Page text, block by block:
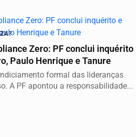
Zero: PF conclui inquérito
Paulo Henrique e Tanure
formal das lideranças
A PF apontou a responsabilidade...